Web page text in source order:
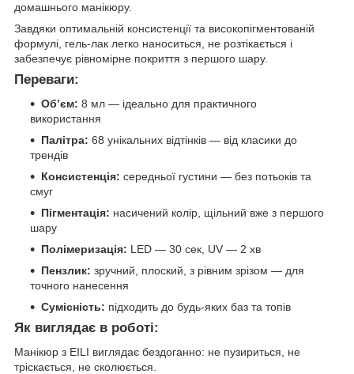
домашнього манікюру.
Завдяки оптимальній консистенції та високопігментованій
формулі, гель-лак легко наноситься, не розтікається і
забезпечує рівномірне покриття з першого шару.
Переваги:
Обʼєм: 8 мл — ідеально для практичного
використання
Палітра: 68 унікальних відтінків — від класики до
трендів
Консистенція: середньої густини — без потьоків та
смуг
Пігментація: насичений колір, щільний вже з першого
шару
Полімеризація: LED — 30 сек, UV — 2 хв
Пензлик: зручний, плоский, з рівним зрізом — для
точного нанесення
Сумісність: підходить до будь-яких баз та топів
Як виглядає в роботі:
Манікюр з EILI виглядає бездоганно: не пузириться, не
тріскається, не сколюється.